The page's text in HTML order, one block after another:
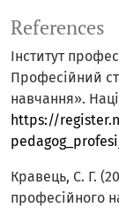
References
Інститут
Професійний
навчання».
https://
Кравець, С. Г.
професійного